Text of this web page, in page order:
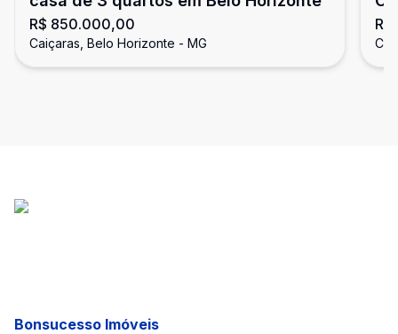
R$ 850.000,00
Caiçaras, Belo Horizonte - MG
Bonsucesso Imóveis